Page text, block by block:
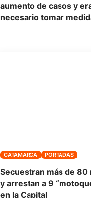
aumento de casos y
necesario tomar
CATAMARCA PORTADAS
Secuestran más de 80
y arrestan a 9
en la Capital